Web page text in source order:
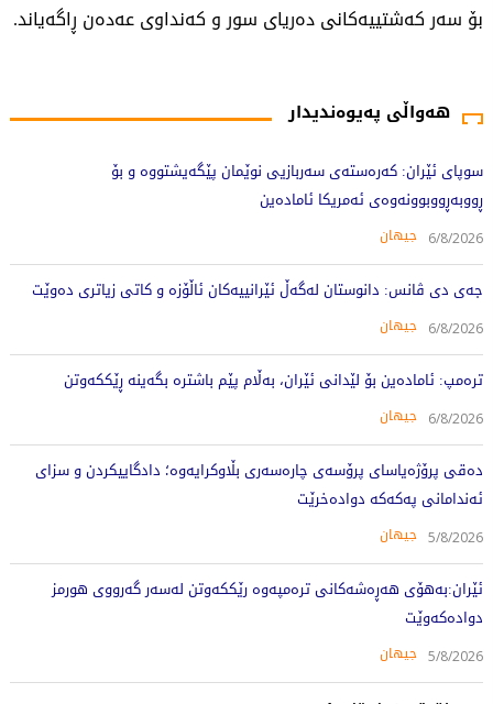
هەواڵی پەیوەندیدار
سوپای ئێران: کەرەستەی سەربازیی نوێمان پێگەیشتووە و بۆ
ڕووبەڕووبوونەوەی ئەمریکا ئامادەین
6/8/2026 جیهان
جەی دی ڤانس: دانوستان لەگەڵ ئێرانییەکان ئاڵۆزە و کاتی زیاتری دەوێت
6/8/2026 جیهان
ترەمپ: ئامادەین بۆ لێدانی ئێران، بەڵام پێم باشترە بگەینە ڕێککەوتن
6/8/2026 جیهان
دەقی پرۆژەیاسای پرۆسەی چارەسەری بڵاوکرایەوە؛ دادگاییکردن و سزای
ئەندامانی پەکەکە دوادەخرێت
5/8/2026 جیهان
ئێران:بەهۆی هەڕەشەکانی ترەمپەوە رێککەوتن لەسەر گەرووی هورمز
دوادەکەوێت
5/8/2026 جیهان
بۆ سەر کەشتییەکانی دەریای سور و کەنداوی عەدەن ڕاگەیاند.